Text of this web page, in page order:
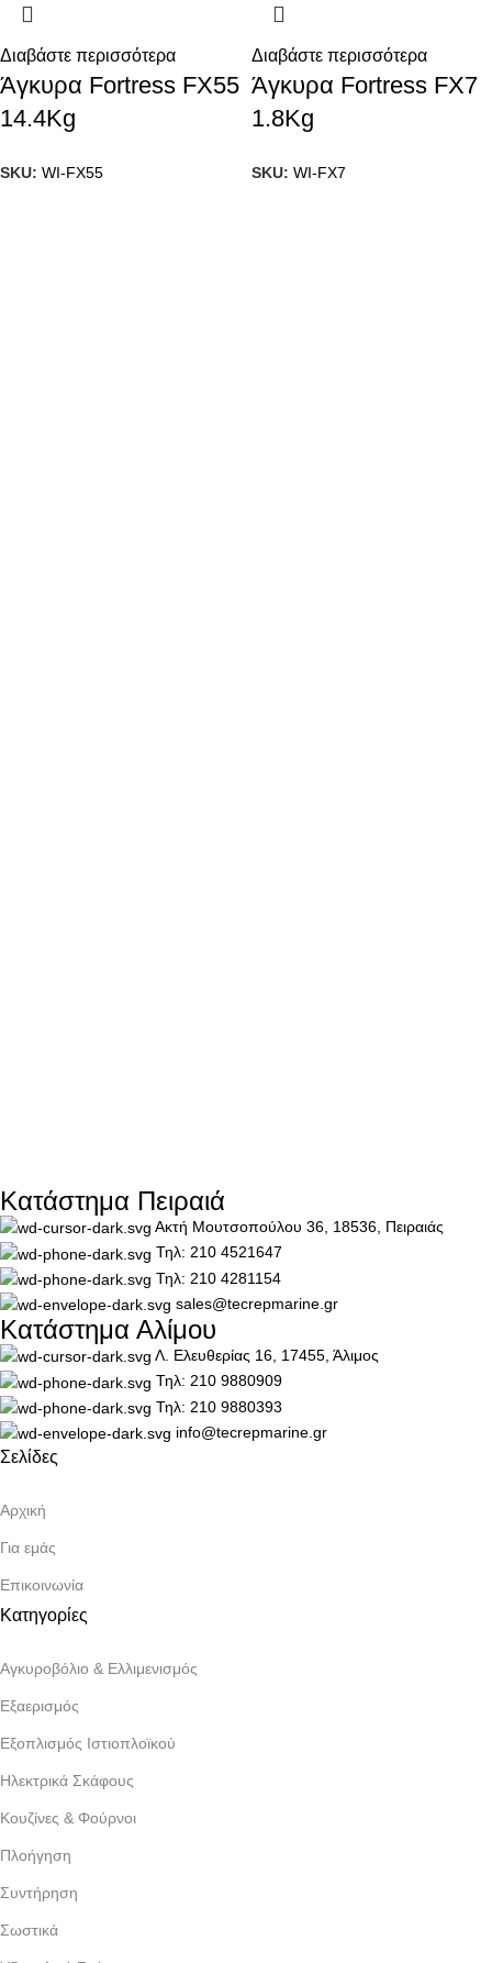
Διαβάστε περισσότερα
Άγκυρα Fortress FX55
14.4Kg
SKU: WI-FX55
Διαβάστε περισσότερα
Άγκυρα Fortress FX7
1.8Kg
SKU: WI-FX7
Κατάστημα Πειραιά
Ακτή Μουτσοπούλου 36, 18536, Πειραιάς
Τηλ: 210 4521647
Τηλ: 210 4281154
sales@tecrepmarine.gr
Κατάστημα Αλίμου
Λ. Ελευθερίας 16, 17455, Άλιμος
Τηλ: 210 9880909
Τηλ: 210 9880393
info@tecrepmarine.gr
Σελίδες
Αρχική
Για εμάς
Επικοινωνία
Κατηγορίες
Αγκυροβόλιο & Ελλιμενισμός
Εξαερισμός
Εξοπλισμός Ιστιοπλοϊκού
Ηλεκτρικά Σκάφους
Κουζίνες & Φούρνοι
Πλοήγηση
Συντήρηση
Σωστικά